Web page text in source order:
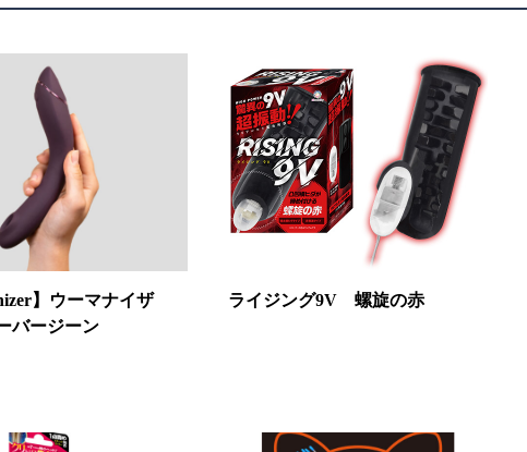
】ウーマナイザ
バージーン
ライジング9V 螺旋の赤